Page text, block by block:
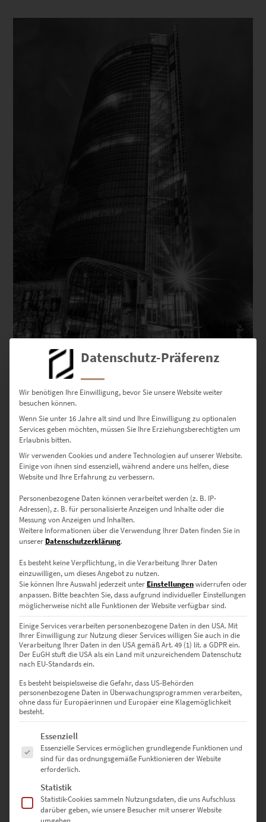
Dieses Produkt weist mehrere Varianten auf. Die Optionen können auf der Produktseite gewählt werden
EZ01090 Post Tower at the Speed of Light
Enthält 19% Mwst.
zzgl.Versand
Dieses Produkt weist mehrere Varianten auf. Die Optionen können auf der Produktseite gewählt werden
Datenschutz-Präferenz
Wir benötigen Ihre Einwilligung, bevor Sie unsere Website weiter
besuchen können.
Wenn Sie unter 16 Jahre alt sind und Ihre Einwilligung zu optionalen
Services geben möchten, müssen Sie Ihre Erziehungsberechtigten um
Erlaubnis bitten.
Wir verwenden Cookies und andere Technologien auf unserer Website.
Einige von ihnen sind essenziell, während andere uns helfen, diese
Website und Ihre Erfahrung zu verbessern.
Personenbezogene Daten können verarbeitet werden (z. B. IP-
Adressen), z. B. für personalisierte Anzeigen und Inhalte oder die
Messung von Anzeigen und Inhalten.
Weitere Informationen über die Verwendung Ihrer Daten finden Sie in
unserer Datenschutzerklärung.
Es besteht keine Verpflichtung, in die Verarbeitung Ihrer Daten
einzuwilligen, um dieses Angebot zu nutzen.
Sie können Ihre Auswahl jederzeit unter Einstellungenwiderrufen oder
anpassen. Bitte beachten Sie, dass aufgrund individueller Einstellungen
möglicherweise nicht alle Funktionen der Website verfügbar sind.
Einige Services verarbeiten personenbezogene Daten in den USA. Mit
Ihrer Einwilligung zur Nutzung dieser Services willigen Sie auch in die
Verarbeitung Ihrer Daten in den USA gemäß Art. 49 (1) lit. a GDPR ein.
Der EuGH stuft die USA als ein Land mit unzureichendem Datenschutz
nach EU-Standards ein.
Es besteht beispielsweise die Gefahr, dass US-Behörden
personenbezogene Daten in Überwachungsprogrammen verarbeiten,
ohne dass für Europäerinnen und Europäer eine Klagemöglichkeit
besteht.
Es folgt eine Liste der Service-Gruppen, für die eine Einwilligung
Essenziell
Essenzielle Services ermöglichen grundlegende Funktionen und
sind für das ordnungsgemäße Funktionieren der Website
erforderlich.
Statistik
Statistik-Cookies sammeln Nutzungsdaten, die uns Aufschluss
darüber geben, wie unsere Besucher mit unserer Website